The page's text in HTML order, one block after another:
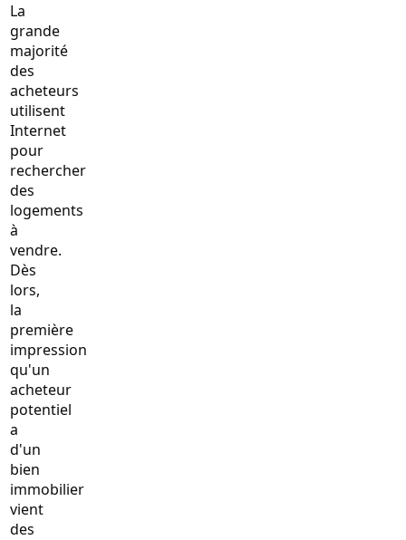
La
grande
majorité
des
acheteurs
utilisent
Internet
pour
rechercher
des
logements
à
vendre.
Dès
lors,
la
première
impression
qu'un
acheteur
potentiel
a
d'un
bien
immobilier
vient
des